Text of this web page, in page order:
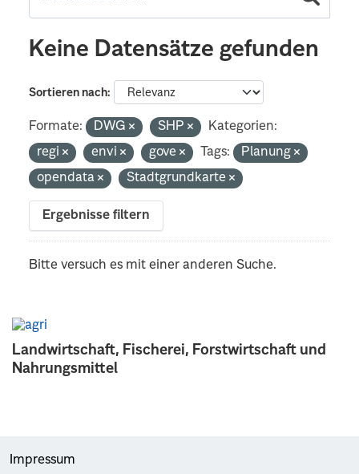
Landwirtschaft, Fischerei, Forstwirtschaft und
Nahrungsmittel
Keine Datensätze gefunden
Sortieren nach
Formate: DWG SHP
Kategorien:
regi
envi gove Tags:
Planung
opendata
Stadtgrundkarte
Ergebnisse filtern
Bitte versuch es mit einer anderen Suche.
Impressum